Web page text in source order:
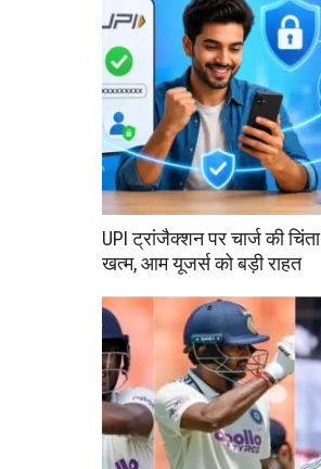
UPI ट्रांजैक्शन पर चार्ज की चिंता
खत्म, आम यूजर्स को बड़ी राहत